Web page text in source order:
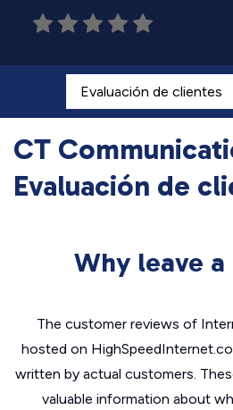
CT
Evaluación de
Why leave a
The customer reviews of
hosted on
written by actual customers.
valuable information about